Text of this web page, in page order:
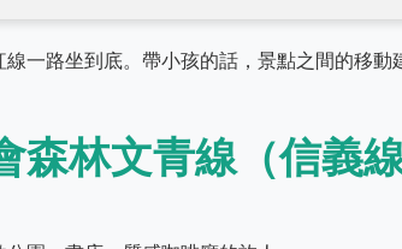
一路坐到底。帶小孩的話，景點之間的移動
森林文青線（信義